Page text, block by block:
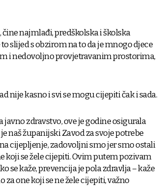
najmlađi, predškolska i školska
slijed s obzirom na to da je mnogo djece
i nedovoljno provjetravanim prostorima,
nije kasno i svi se mogu cijepiti čak i sada.
zdravstvo, ove je godine osigurala
naš županijski Zavod za svoje potrebe
cijepljenje, zadovoljni smo jer smo ostali
koji se žele cijepiti. Ovim putem pozivam
se kaže, prevencija je pola zdravlja – kaže
za one koji se ne žele cijepiti, važno